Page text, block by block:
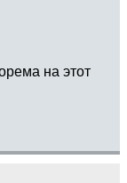
на этот